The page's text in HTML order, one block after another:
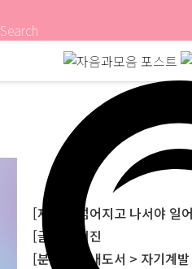
Search
[제목] : 넘어지고 나서야 일
[글] : 윤서진
[분야] : 국내도서 > 자기계